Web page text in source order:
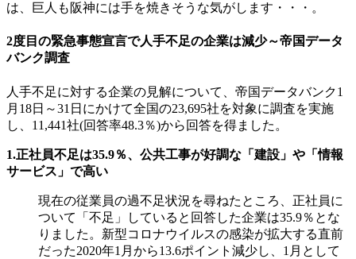
は、巨人も阪神には手を焼きそうな気がします・・・。
2度目の緊急事態宣言で人手不足の企業は減少～帝国データ
バンク調査
人手不足に対する企業の見解について、帝国データバンク1
月18日～31日にかけて全国の23,695社を対象に調査を実施
し、11,441社(回答率48.3％)から回答を得ました。
1.正社員不足は35.9％、公共工事が好調な「建設」や「情報
サービス」で高い
現在の従業員の過不足状況を尋ねたところ、正社員に
ついて「不足」していると回答した企業は35.9％とな
りました。新型コロナウイルスの感染が拡大する直前
だった2020年1月から13.6ポイント減少し、1月として